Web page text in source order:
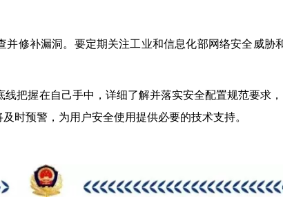
并修补漏洞。要定期关注工业和信息化部网络安全威胁
把握在自己手中，详细了解并落实安全配置规范要求
时预警，为用户安全使用提供必要的技术支持。